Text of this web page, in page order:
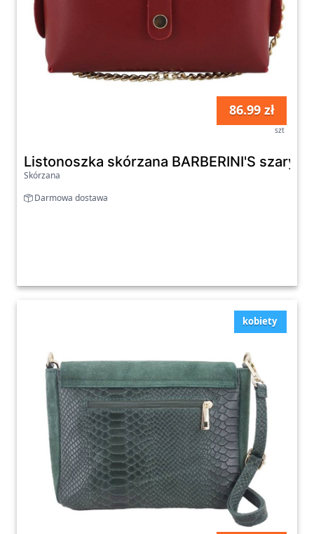
86.99 zł
szt
Listonoszka skórzana BARBERINI'S szary
Skórzana
Darmowa dostawa
kobiety